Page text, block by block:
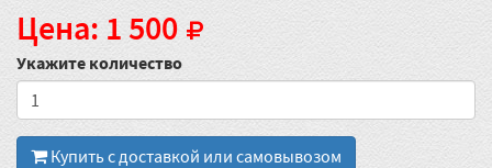
Цена: 1 500
Укажите количество
Купить с доставкой или самовывозом